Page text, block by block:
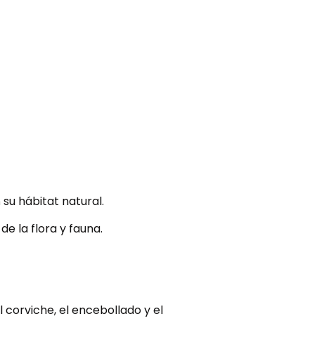
hábitat natural.
la flora y fauna.
el encebollado y el